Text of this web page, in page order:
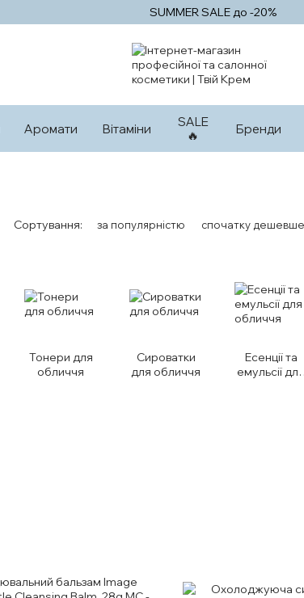
SUMMER SALE до -20%
Аромати Вітаміни
SALE
🔥
Бренди
Сортування: за популярністю спочатку дешевше
Тонери для
обличчя
Сироватки
для обличчя
Есенції та
емульсії для